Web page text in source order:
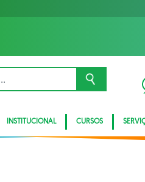
INSTITUCIONAL CURSOS